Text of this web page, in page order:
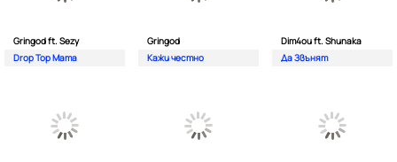
Gringod ft. Sezy
Drop Top Mama
Gringod
Кажи честно
Dim4ou ft. Shunaka
Да Звънят